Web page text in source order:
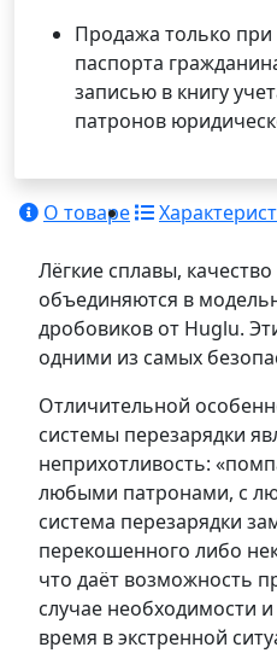
Продажа только
паспорта
записью в книгу
патронов
О товаре
Лёгкие сплавы,
объединяются в
дробовиков от Huglu.
одними из самых
Отличительной
системы перезарядки
неприхотливость:
любыми патронами, с
система перезарядки
перекошенного либо
что даёт возможность
случае необходимости
время в экстренной